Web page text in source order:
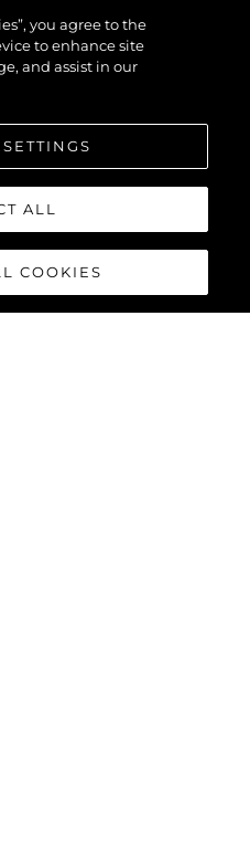
you agree to the
to enhance site
and assist in our
ALL
COOKIES